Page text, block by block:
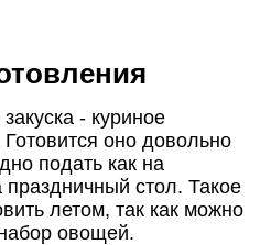
- куриное
оно довольно
подать как на
стол. Такое
летом, так как можно
овощей.